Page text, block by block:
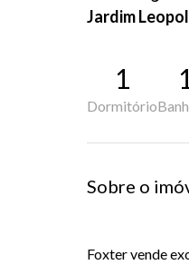
Jardim
1
Dormitório
Sobre o
Foxter vende